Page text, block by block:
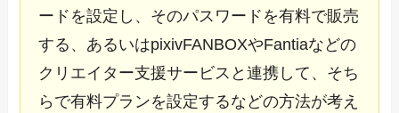
ードを設定し、そのパスワードを有料で販売
する、あるいはpixivFANBOXやFantiaなどの
クリエイター支援サービスと連携して、そち
らで有料プランを設定するなどの方法が考え